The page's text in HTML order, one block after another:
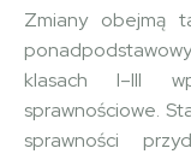
Zmiany obejmą
klasach I–III
sprawnościowe.
sprawności